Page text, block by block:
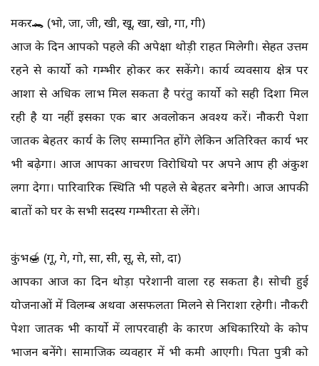
मकर🐊 (भो, जा, जी, खी, खू, खा, खो, गा, गी)
आज के दिन आपको पहले की अपेक्षा थोड़ी राहत मिलेगी। सेहत उत्तम
रहने से कार्यो को गम्भीर होकर कर सकेंगे। कार्य व्यवसाय क्षेत्र पर
आशा से अधिक लाभ मिल सकता है परंतु कार्यो को सही दिशा मिल
रही है या नहीं इसका एक बार अवलोकन अवश्य करें। नौकरी पेशा
जातक बेहतर कार्य के लिए सम्मानित होंगे लेकिन अतिरिक्त कार्य भर
भी बढ़ेगा। आज आपका आचरण विरोधियो पर अपने आप ही अंकुश
लगा देगा। पारिवारिक स्थिति भी पहले से बेहतर बनेगी। आज आपकी
बातों को घर के सभी सदस्य गम्भीरता से लेंगे।
कुंभ🍯 (गू, गे, गो, सा, सी, सू, से, सो, दा)
आपका आज का दिन थोड़ा परेशानी वाला रह सकता है। सोची हुई
योजनाओं में विलम्ब अथवा असफलता मिलने से निराशा रहेगी। नौकरी
पेशा जातक भी कार्यो में लापरवाही के कारण अधिकारियो के कोप
भाजन बनेंगे। सामाजिक व्यवहार में भी कमी आएगी। पिता पुत्री को